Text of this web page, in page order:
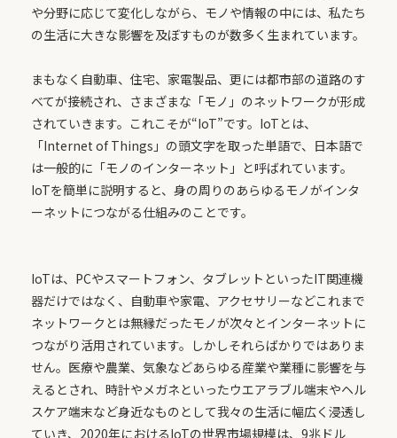
や分野に応じて変化しながら、モノや情報の中には、私たち
の生活に大きな影響を及ぼすものが数多く生まれています。
まもなく自動車、住宅、家電製品、更には都市部の道路のす
べてが接続され、さまざまな「モノ」のネットワークが形成
されていきます。これこそが“IoT”です。IoTとは、
「Internet of Things」の頭文字を取った単語で、日本語で
は一般的に「モノのインターネット」と呼ばれています。
IoTを簡単に説明すると、身の周りのあらゆるモノがインタ
ーネットにつながる仕組みのことです。
IoTは、PCやスマートフォン、タブレットといったIT関連機
器だけではなく、自動車や家電、アクセサリーなどこれまで
ネットワークとは無縁だったモノが次々とインターネットに
つながり活用されています。しかしそれらばかりではありま
せん。医療や農業、気象などあらゆる産業や業種に影響を与
えるとされ、時計やメガネといったウエアラブル端末やヘル
スケア端末など身近なものとして我々の生活に幅広く浸透し
ていき、2020年におけるIoTの世界市場規模は、9兆ドル